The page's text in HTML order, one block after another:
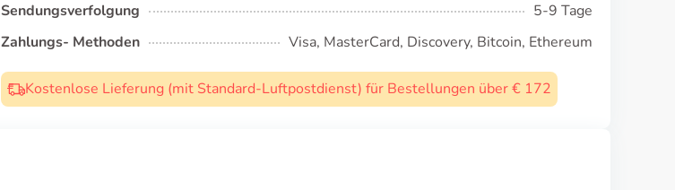
Sendungsverfolgung
5-9 Tage
Zahlungs- Methoden
Visa, MasterCard, Discovery, Bitcoin, Ethereum
Kostenlose Lieferung (mit Standard-Luftpostdienst) für Bestellungen über € 172